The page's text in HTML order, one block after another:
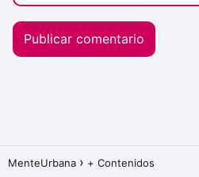
MenteUrbana + Contenidos